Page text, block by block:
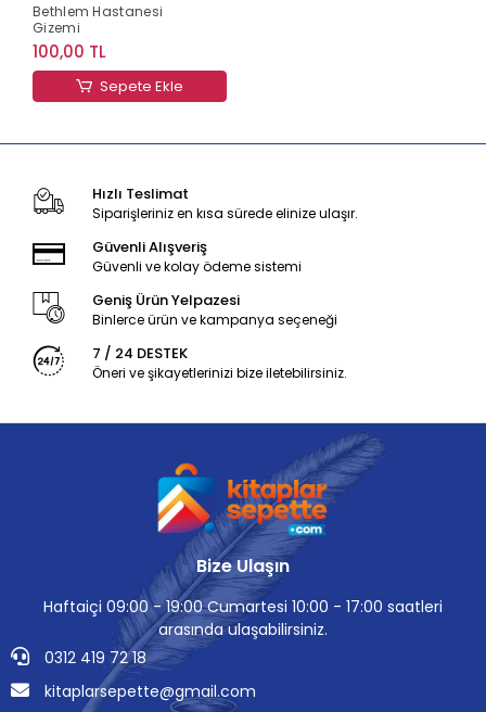
Bethlem Hastanesi
Gizemi
100,00 TL
Sepete Ekle
Hızlı Teslimat
Siparişleriniz en kısa sürede elinize ulaşır.
Güvenli Alışveriş
Güvenli ve kolay ödeme sistemi
Geniş Ürün Yelpazesi
Binlerce ürün ve kampanya seçeneği
7 / 24 DESTEK
Öneri ve şikayetlerinizi bize iletebilirsiniz.
Bize Ulaşın
Haftaiçi 09:00 - 19:00 Cumartesi 10:00 - 17:00 saatleri
arasında ulaşabilirsiniz.
0312 419 72 18
kitaplarsepette@gmail.com